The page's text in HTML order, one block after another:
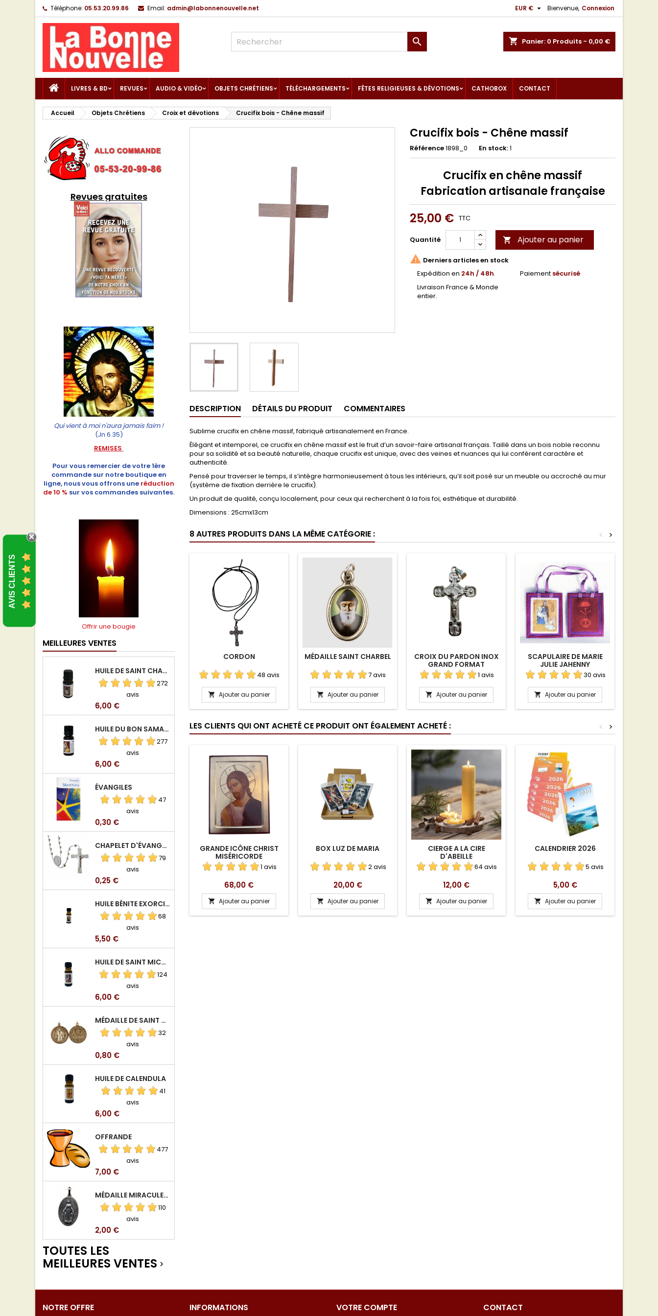
Téléphone: 05.53.20.99.86 Email: admin@labonnenouvelle.net Bienvenue, Connexion
EUR € 
shopping_cart Panier: 0 Produits - 0,00 €

LIVRES & BD REVUES AUDIO & VIDÉO OBJETS CHRÉTIENS TÉLÉCHARGEMENTS FÊTES RELIGIEUSES & DÉVOTIONS CATHOBOX CONTACT
Accueil Objets Chrétiens Croix et dévotions Crucifix bois - Chêne massif
Revues gratuites
Qui vient à moi n'aura jamais faim !
(Jn 6.35)
REMISES
Pour vous remercier de votre 1ère
commande sur notre boutique en
ligne, nous vous offrons une réduction
de 10 % sur vos commandes suivantes.
Offrir une bougie
MEILLEURES VENTES
HUILE DE SAINT CHARBEL
272
avis
Prix
6,00 €
HUILE DU BON SAMARITAIN
277
avis
Prix
6,00 €
ÉVANGILES
47
avis
Prix
0,30 €
CHAPELET D'ÉVANGÉLISATION
79
avis
Prix
0,25 €
HUILE BÉNITE EXORCISÉE
68
avis
Prix
5,50 €
HUILE DE SAINT MICHEL ARCHANGE
124
avis
Prix
6,00 €
MÉDAILLE DE SAINT BENOIT EN ALUMINIUM
32
avis
Prix
0,80 €
HUILE DE CALENDULA
41
avis
Prix
6,00 €
OFFRANDE
477
avis
Prix
7,00 €
MÉDAILLE MIRACULEUSE DE VIERGE DE LA RUE DU BAC
110
avis
Prix
2,00 €
TOUTES LES
MEILLEURES VENTES 
Crucifix bois - Chêne massif
Référence1898_0 En stock:1
Crucifix en chêne massif
Fabrication artisanale française
25,00 € TTC
Quantité  Ajouter au panier
 Derniers articles en stock
Expédition en 24h / 48h.
Livraison France & Monde
entier.
Paiement sécurisé
DESCRIPTION DÉTAILS DU PRODUIT COMMENTAIRES
Sublime crucifix en chêne massif, fabriqué artisanalement en France.
Élégant et intemporel, ce crucifix en chêne massif est le fruit d’un savoir-faire artisanal français. Taillé dans un bois noble reconnu
pour sa solidité et sa beauté naturelle, chaque crucifix est unique, avec des veines et nuances qui lui confèrent caractère et
authenticité.
Pensé pour traverser le temps, il s’intègre harmonieusement à tous les intérieurs, qu’il soit posé sur un meuble ou accroché au mur
(système de fixation derrière le crucifix).
Un produit de qualité, conçu localement, pour ceux qui recherchent à la fois foi, esthétique et durabilité.
Dimensions : 25cmx13cm
8 AUTRES PRODUITS DANS LA MÊME CATÉGORIE : >
<
CORDON
48 avis
 Ajouter au panier
MÉDAILLE SAINT CHARBEL
7 avis
 Ajouter au panier
CROIX DU PARDON INOX
GRAND FORMAT
1 avis
 Ajouter au panier
SCAPULAIRE DE MARIE
JULIE JAHENNY
30 avis
 Ajouter au panier
LES CLIENTS QUI ONT ACHETÉ CE PRODUIT ONT ÉGALEMENT ACHETÉ : >
<
GRANDE ICÔNE CHRIST
MISÉRICORDE
1 avis
Prix
68,00 €
 Ajouter au panier
BOX LUZ DE MARIA
2 avis
Prix
20,00 €
 Ajouter au panier
CIERGE A LA CIRE
D'ABEILLE
64 avis
Prix
12,00 €
 Ajouter au panier
CALENDRIER 2026
5 avis
Prix
5,00 €
 Ajouter au panier
NOTRE OFFRE INFORMATIONS VOTRE COMPTE CONTACT
AVIS CLIENTS